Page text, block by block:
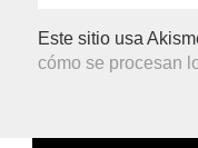
Este sitio usa
cómo se procesan